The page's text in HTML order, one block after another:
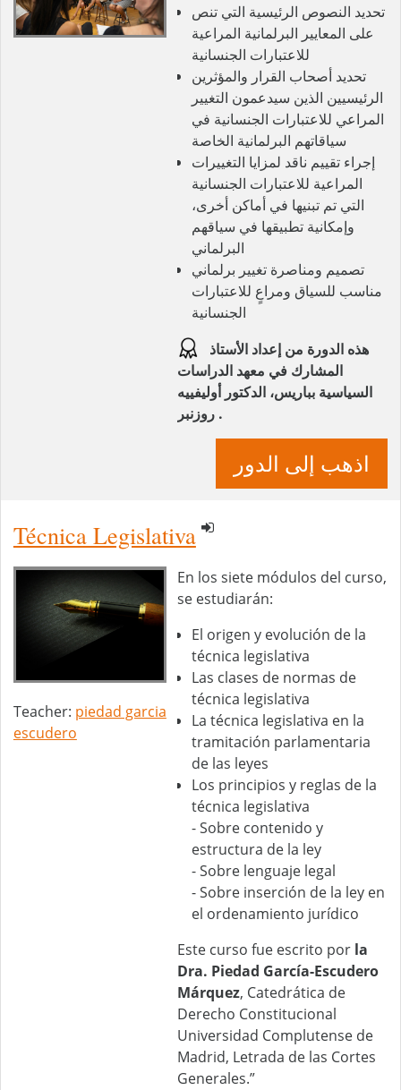
تحديد النصوص الرئيسية التي تنص
على المعايير البرلمانية المراعية
للاعتبارات الجنسانية
تحديد أصحاب القرار والمؤثرين
الرئيسيين الذين سيدعمون التغيير
المراعي للاعتبارات الجنسانية في
سياقاتهم البرلمانية الخاصة
إجراء تقييم ناقد لمزايا التغييرات
المراعية للاعتبارات الجنسانية
التي تم تبنيها في أماكن أخرى،
وإمكانية تطبيقها في سياقهم
البرلماني
تصميم ومناصرة تغيير برلماني
مناسب للسياق ومراعٍ للاعتبارات
الجنسانية
المشارك في معهد الدراسات
السياسية بباريس، الدكتور أوليفييه
روزنبر .
اذهب إلى الدور
Técnica Legislativa
En los siete módulos del curso,
se estudiarán:
El origen y evolución de la
técnica legislativa
Las clases de normas de
técnica legislativa
La técnica legislativa en la
tramitación parlamentaria
de las leyes
Los principios y reglas de la
técnica legislativa
- Sobre contenido y
estructura de la ley
- Sobre lenguaje legal
- Sobre inserción de la ley en
el ordenamiento jurídico
Este curso fue escrito por la
Dra. Piedad García-Escudero
Márquez, Catedrática de
Derecho Constitucional
Universidad Complutense de
Madrid, Letrada de las Cortes
Generales.”
Teacher: piedad garcia
escudero